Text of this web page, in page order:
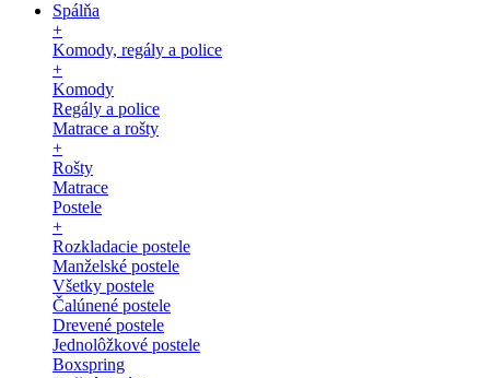
Spálňa
+
Komody, regály a police
+
Komody
Regály a police
Matrace a rošty
+
Rošty
Matrace
Postele
+
Rozkladacie postele
Manželské postele
Všetky postele
Čalúnené postele
Drevené postele
Jednolôžkové postele
Boxspring